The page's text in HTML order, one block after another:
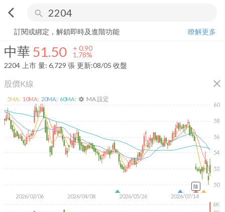
arrow_back_ios search
中華 51.50+ 1.78%
訂閱或綁定，解鎖即時及進階功能
瞭解更多
中華 51.50 + 0.90
1.78%
2204 上市 量: 6,729 張 更新:08/05 收盤
股價K線 close
2026/02/06 2026/04/08 2026/05/26 2026/07/14
50
52
54
56
58
60
6K
5MA: 10MA: 20MA: 60MA: settings MA 設定
除